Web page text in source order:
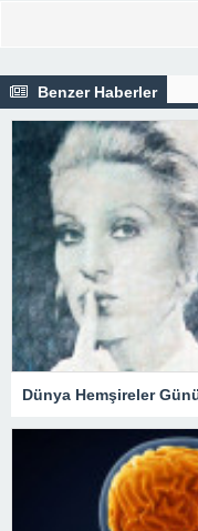
Benzer Haberler